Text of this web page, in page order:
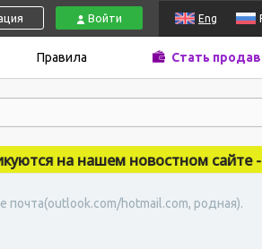
Войти Eng
Правила Стать
на нашем новостном сайте -
почта(outlook.com/hotmail.com, родная).